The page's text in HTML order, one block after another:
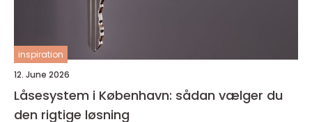
inspiration
12. June 2026
Låsesystem i København: sådan vælger du
den rigtige løsning